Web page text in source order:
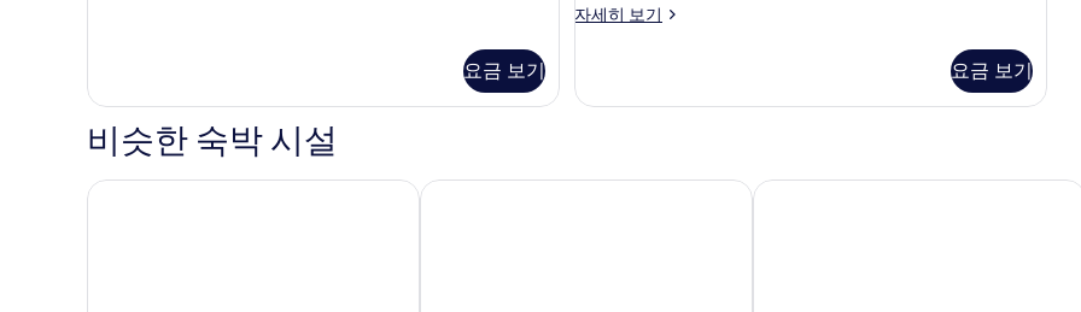
코
사
진
스,
발
코
자
요금 보기
실
개
모
자세히 보기
엘
블
2
요금 보기
비슷한 숙박 시설
MOV 호텔 쿠알라룸푸르 킹스턴 호텔 3, 쿠알라룸푸르 오크우드 호텔 & 레지던스 쿠알라룸푸